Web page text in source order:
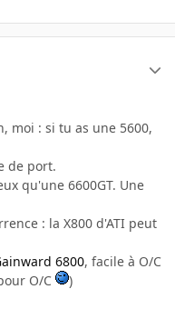
moi : si tu as une 5600,
de port.
qu'une 6600GT. Une
: la X800 d'ATI peut
6800, facile à O/C
O/C
)